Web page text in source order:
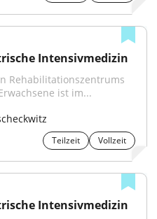
Intensivmedizin
Rehabilitationszentrums
ist im...
Teilzeit Vollzeit
Intensivmedizin